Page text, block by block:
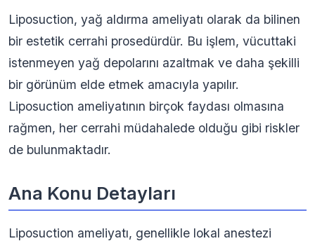
Liposuction, yağ aldırma ameliyatı olarak da bilinen
bir estetik cerrahi prosedürdür. Bu işlem, vücuttaki
istenmeyen yağ depolarını azaltmak ve daha şekilli
bir görünüm elde etmek amacıyla yapılır.
Liposuction ameliyatının birçok faydası olmasına
rağmen, her cerrahi müdahalede olduğu gibi riskler
de bulunmaktadır.
Ana Konu Detayları
Liposuction ameliyatı, genellikle lokal anestezi